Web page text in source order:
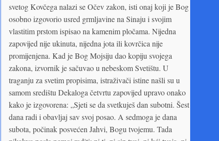
svetog Kovčega nalazi se Očev zakon, isti onaj koji je Bog
osobno izgovorio usred grmljavine na Sinaju i svojim
vlastitim prstom ispisao na kamenim pločama. Nijedna
zapovijed nije ukinuta, nijedna jota ili kovrčica nije
promijenjena. Kad je Bog Mojsiju dao kopiju svojega
zakona, izvornik je sačuvao u nebeskom Svetištu. U
traganju za svetim propisima, istraživači istine našli su u
samom središtu Dekaloga četvrtu zapovijed upravo onako
kako je izgovorena: „Sjeti se da svetkuješ dan subotni. Šest
dana radi i obavljaj sav svoj posao. A sedmoga je dana
subota, počinak posvećen Jahvi, Bogu tvojemu. Tada